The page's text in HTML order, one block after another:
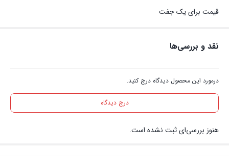
قیمت برای یک جفت
نقد و بررسی‌ها
درمورد این محصول دیدگاه درج کنید.
درج دیدگاه
هنوز بررسی‌ای ثبت نشده است.